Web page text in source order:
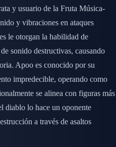
y usuario de la Fruta Música-
y vibraciones en ataques
le otorgan la habilidad de
sonido destructivas, causando
Apoo es conocido por su
impredecible, operando como
se alinea con figuras más
diablo lo hace un oponente
a través de asaltos